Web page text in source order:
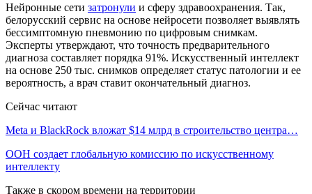
Нейронные сети затронули и сферу здравоохранения. Так,
белорусский сервис на основе нейросети позволяет выявлять
бессимптомную пневмонию по цифровым снимкам.
Эксперты утверждают, что точность предварительного
диагноза составляет порядка 91%. Искусственный интеллект
на основе 250 тыс. снимков определяет статус патологии и ее
вероятность, а врач ставит окончательный диагноз.
Сейчас читают
Meta и BlackRock вложат $14 млрд в строительство центра…
ООН создает глобальную комиссию по искусственному
интеллекту
Также в скором времени на территории